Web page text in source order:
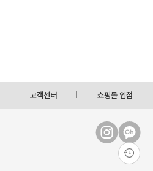
고객센터 쇼핑몰 입점